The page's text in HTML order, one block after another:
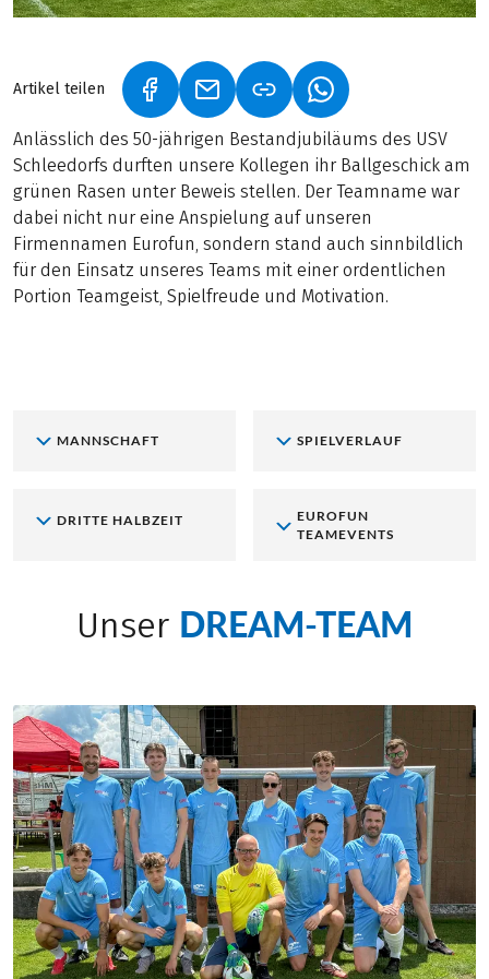
Artikel teilen (LINK ÖFFNET IN NEUEM TAB)
(LINK ÖFFNET IN NEUEM TAB)
(LINK ÖFFNET IN
Anlässlich des 50-jährigen Bestandjubiläums des USV
Schleedorfs durften unsere Kollegen ihr Ballgeschick am
grünen Rasen unter Beweis stellen. Der Teamname war
dabei nicht nur eine Anspielung auf unseren
Firmennamen Eurofun, sondern stand auch sinnbildlich
für den Einsatz unseres Teams mit einer ordentlichen
Portion Teamgeist, Spielfreude und Motivation.
MANNSCHAFT SPIELVERLAUF
DRITTE HALBZEIT
EUROFUN
TEAMEVENTS
Unser DREAM-TEAM